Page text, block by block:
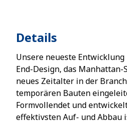
Details
Unsere neueste Entwicklung
End-Design, das Manhattan-
neues Zeitalter in der
temporären Bauten
Formvollendet und
effektivsten Auf- und Abbau